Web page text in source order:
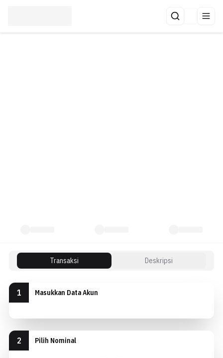
Transaksi Deskripsi
1 Masukkan Data Akun
2 Pilih Nominal